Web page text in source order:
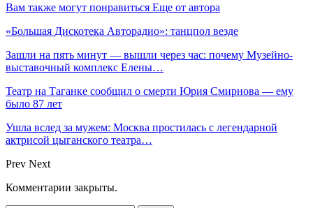
Вам также могут понравиться Еще от автора
«Большая Дискотека Авторадио»: танцпол везде
Зашли на пять минут — вышли через час: почему Музейно-
выставочный комплекс Елены…
Театр на Таганке сообщил о смерти Юрия Смирнова — ему
было 87 лет
Ушла вслед за мужем: Москва простилась с легендарной
актрисой цыганского театра…
Prev Next
Комментарии закрыты.